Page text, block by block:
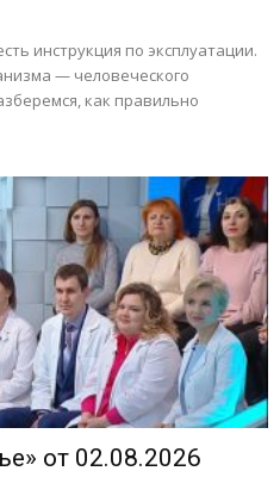
инструкция по эксплуатации.
— человеческого
как правильно
от 02.08.2026